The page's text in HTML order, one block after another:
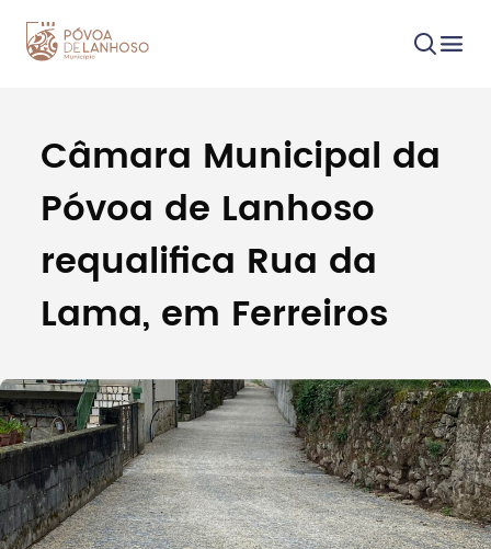
Procurar
Tipo de conteúdo
Filtros
Câmara Municipal da
Póvoa de Lanhoso
requalifica Rua da
Lama, em Ferreiros